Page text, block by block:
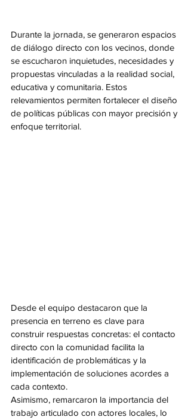
Durante la jornada, se generaron espacios
de diálogo directo con los vecinos, donde
se escucharon inquietudes, necesidades y
propuestas vinculadas a la realidad social,
educativa y comunitaria. Estos
relevamientos permiten fortalecer el diseño
de políticas públicas con mayor precisión y
enfoque territorial.
Desde el equipo destacaron que la
presencia en terreno es clave para
construir respuestas concretas: el contacto
directo con la comunidad facilita la
identificación de problemáticas y la
implementación de soluciones acordes a
cada contexto.
Asimismo, remarcaron la importancia del
trabajo articulado con actores locales, lo